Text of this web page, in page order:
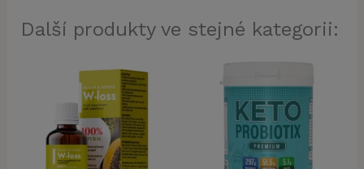
Další produkty ve stejné kategorii: